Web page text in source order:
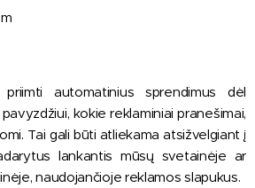
automatinius sprendimus dėl
kokie reklaminiai pranešimai,
Tai gali būti atliekama atsižvelgiant į
lankantis mūsų svetainėje ar
naudojančioje reklamos slapukus.